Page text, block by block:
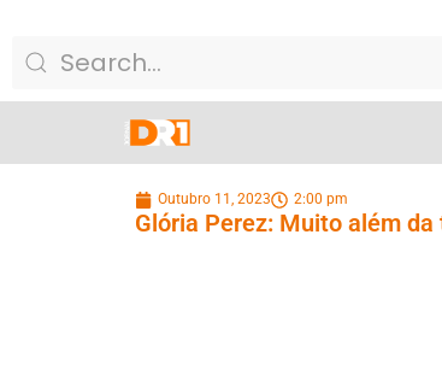
Outubro 11, 2023 2:00 pm
Glória Perez: Muito além